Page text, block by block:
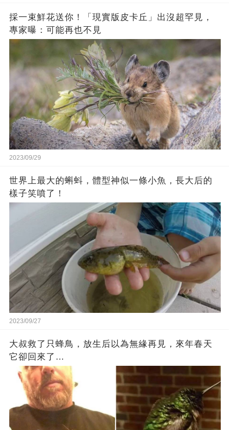
採一束鮮花送你！「現實版皮卡丘」出沒超罕見，
專家曝：可能再也不見
2023/09/29
世界上最大的蝌蚪，體型神似一條小魚，長大后的
樣子笑噴了！
2023/09/27
大叔救了只蜂鳥，放生后以為無緣再見，來年春天
它卻回來了…